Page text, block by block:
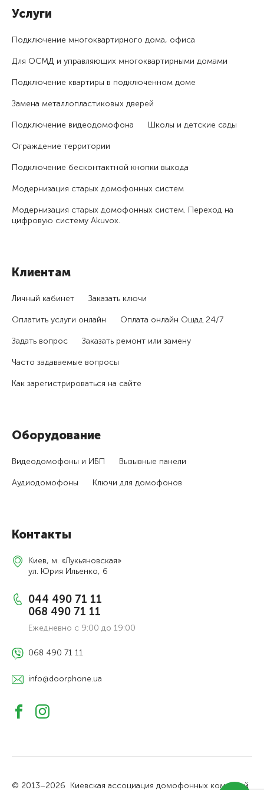
Услуги
Подключение много­квартирного дома, офиса
Для ОСМД и управляющих много­квартирными домами
Подключение квартиры в подключенном доме
Замена металлопластиковых дверей
Подключение видеодомофона Школы и детские сады
Ограждение территории
Подключение бесконтактной кнопки выхода
Модернизация старых домофонных систем
Модернизация старых домофонных систем. Переход на
цифровую систему Akuvox.
Клиентам
Личный кабинет Заказать ключи
Оплатить услуги онлайн Оплата онлайн Ощад 24/7
Задать вопрос Заказать ремонт или замену
Часто задаваемые вопросы
Как зарегистри­роваться на сайте
Оборудование
Видеодомофоны и ИБП Вызывные панели
Аудиодомофоны Ключи для домофонов
Контакты
Киев, м. «Лукьяновская»
ул. Юрия Ильенко, 6
044 490 71 11
068 490 71 11
Ежедневно с 9:00 до 19:00
068 490 71 11
info@doorphone.ua
© 2013–2026 Киевская ассоциация домофонных компаний